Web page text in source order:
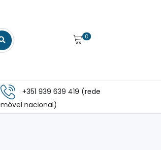
0
+351 939 639 419 (rede
móvel nacional)